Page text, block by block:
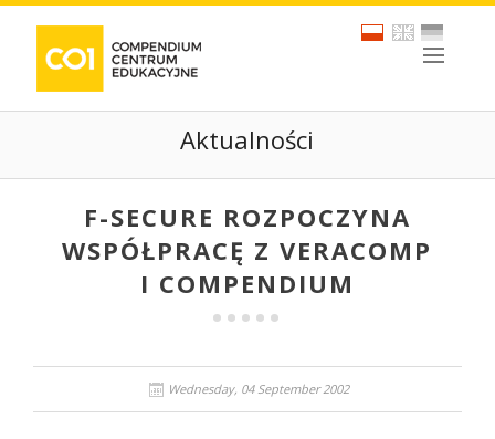
Aktualności
F-SECURE ROZPOCZYNA
WSPÓŁPRACĘ Z VERACOMP
I COMPENDIUM
Wednesday, 04 September 2002